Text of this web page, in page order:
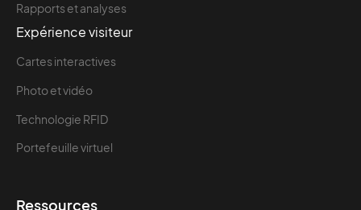
Rapports et analyses
Expérience visiteur
Cartes interactives
Photo et vidéo
Technologie RFID
Portefeuille virtuel
Ressources